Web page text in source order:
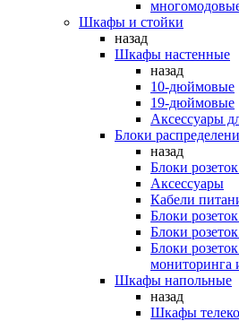
Шкафы и стойки
назад
Шкафы настенные
назад
10-дюймовые
19-дюймовые
Аксессуары
Блоки
назад
Блоки
Аксессуары
Кабели
Блоки
Блоки
Блоки
мониторинга
Шкафы напольные
назад
Шкафы